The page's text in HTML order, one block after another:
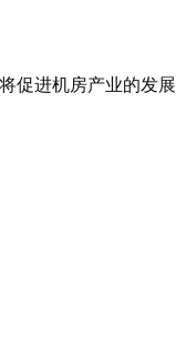
进机房产业的发